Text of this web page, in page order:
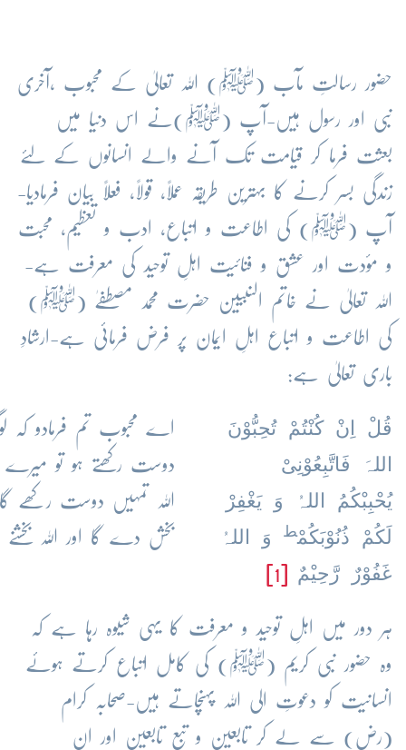
حضور رسالتِ مآب (ﷺ) اللہ تعالیٰ کے محبوب ،آخری
نبی اور رسول ہیں-آپ (ﷺ)نے اس دنیا میں
بعثت فرما کر قیامت تک آنے والے انسانوں کے لئے
زندگی بسر کرنے کا بہترین طریقہ عملاً، قولاً، فعلاً بیان فرمادیا-
آپ (ﷺ) کی اطاعت و اتباع، ادب و تعظیم، محبت
و مؤدت اور عشق و فنائیت اہلِ توحید کی معرفت ہے-
اللہ تعالیٰ نے خاتم النبیین حضرت محمد مصطفےٰ (ﷺ)
کی اطاعت و اتباع اہلِ ایمان پر فرض فرمائی ہے-ارشادِ
باری تعالیٰ ہے:
قُلْ اِنْ کُنْتُمْ تُحِبُّوْنَ
اللہَ فَاتَّبِعُوْنِیْ
یُحْبِبْکُمُ اللہُ وَ یَغْفِرْ
لَکُمْ ذُنُوْبَکُمْط
وَ اللہُ
غَفُوْرٌ رَّحِیْمٌ
اے محبوب تم فرمادو کہ
دوست رکھتے ہو تو میرے
اللہ تمہیں دوست رکھے گا
بخش دے گا اور اللہ
ہر دور میں اہلِ توحید و معرفت کا یہی شیوہ رہا ہے کہ
وہ حضور نبی کریم (ﷺ) کی کامل اتباع کرتے ہوئے
انسانیت کو دعوتِ الی اللہ پہنچاتے ہیں-صحابہ کرام
(رض) سے لے کر تابعین و تبع تابعین اور ان